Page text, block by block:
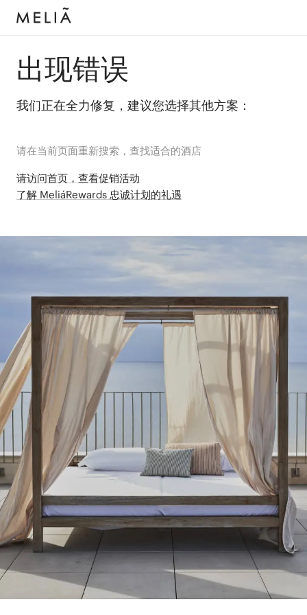
出现错误
我们正在全力修复，建议您选择其他方案：
请在当前页面重新搜索，查找适合的酒店
请访问首页，查看促销活动
了解 MeliáRewards 忠诚计划的礼遇